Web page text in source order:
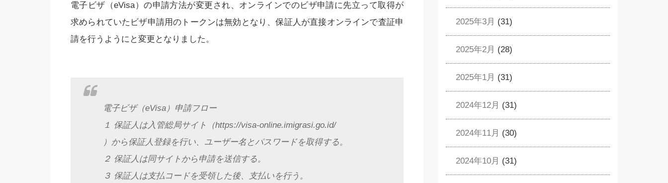
電子ビザ（eVisa）の申請方法が変更され、オンラインでのビザ申請に先立って取得が
求められていたビザ申請用のトークンは無効となり、保証人が直接オンラインで査証申
請を行うようにと変更となりました。
電子ビザ（eVisa）申請フロー
１ 保証人は入管総局サイト（https://visa-online.imigrasi.go.id/
）から保証人登録を行い、ユーザー名とパスワードを取得する。
２ 保証人は同サイトから申請を送信する。
３ 保証人は支払コードを受領した後、支払いを行う。
2025年3月 (31)
2025年2月 (28)
2025年1月 (31)
2024年12月 (31)
2024年11月 (30)
2024年10月 (31)